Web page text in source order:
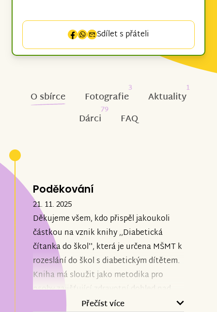
Sdílet s přáteli
O sbírce Fotografie
3
Aktuality
1
Dárci
79
FAQ
Poděkování
21. 11. 2025
Děkujeme všem, kdo přispěl jakoukoli
částkou na vznik knihy ,,Diabetická
čítanka do škol'', která je určena MŠMT k
rozeslání do škol s diabetickým dítětem.
Kniha má sloužit jako metodika pro
osoby zajišťující zdravotní dohled nad
dítětem s cukrovkou.
Přečíst více